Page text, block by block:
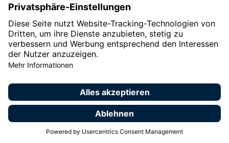
Impressum Datenschutzerklärung
Erklärung zur Barrierefreiheit